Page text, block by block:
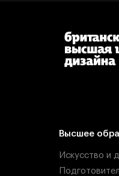
Высшее
Искусство и